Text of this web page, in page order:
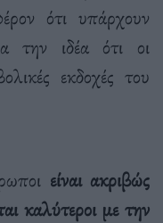
ότι υπάρχουν
την ιδέα ότι οι
εκδοχές του
είναι ακριβώς
καλύτεροι με την